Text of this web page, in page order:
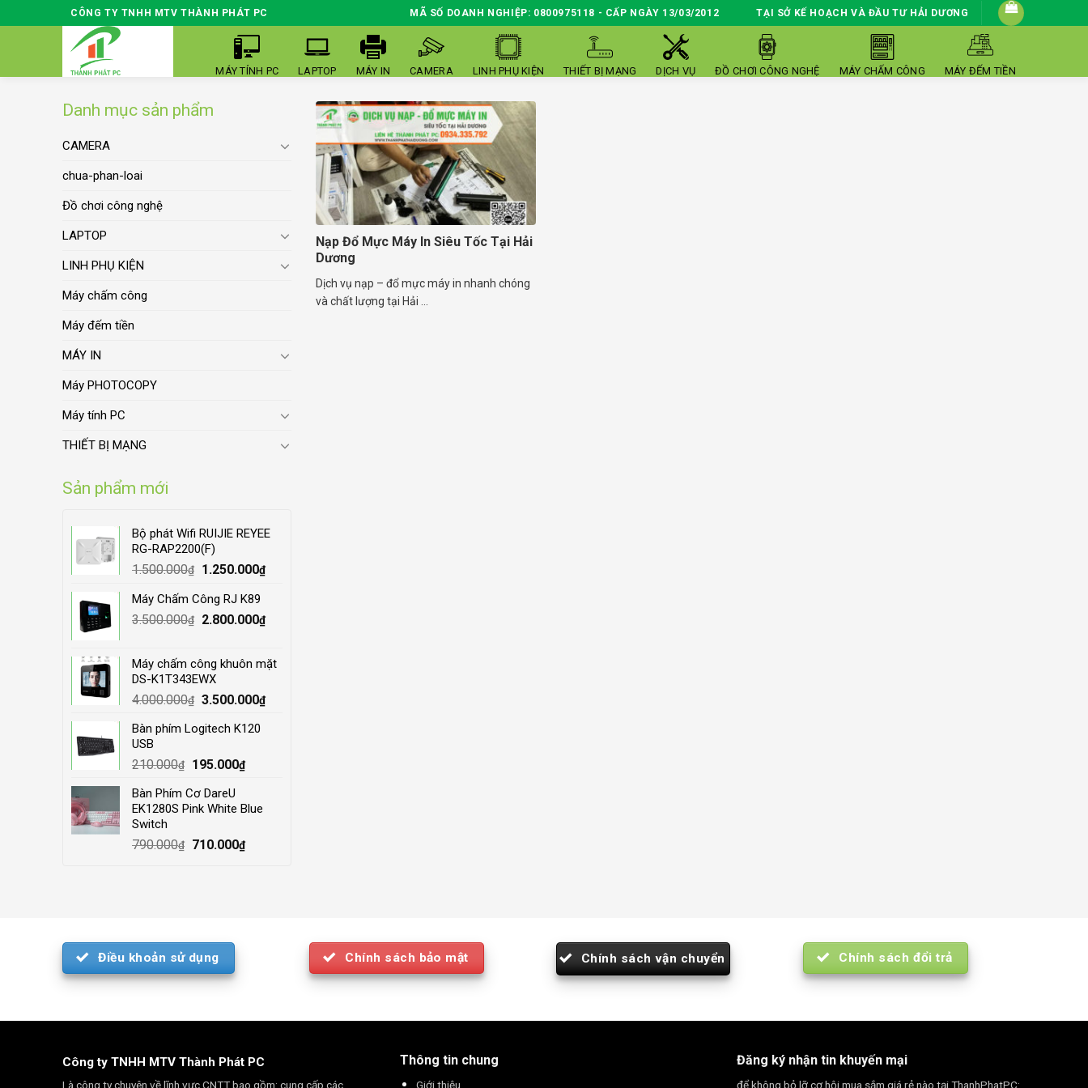
to
CÔNG TY TNHH MTV THÀNH PHÁT PC MÃ SỐ DOANH NGHIỆP: 0800975118 - CẤP NGÀY 13/03/2012 TẠI SỞ KẾ HOẠCH VÀ ĐẦU TƯ HẢI DƯƠNG
MÁY TÍNH PC LAPTOP MÁY IN CAMERA LINH PHỤ KIỆN THIẾT BỊ MẠNG DỊCH VỤ ĐỒ CHƠI CÔNG NGHỆ MÁY CHẤM CÔNG MÁY ĐẾM TIỀN
Danh mục sản phẩm
CAMERA
chua-phan-loai
Đồ chơi công nghệ
LAPTOP
LINH PHỤ KIỆN
Máy chấm công
Máy đếm tiền
MÁY IN
Máy PHOTOCOPY
Máy tính PC
THIẾT BỊ MẠNG
Sản phẩm mới
Bộ phát Wifi RUIJIE REYEE
RG-RAP2200(F)
1.500.000₫
Original
was:
1.500.000₫.
1.250.000₫Current
1.250.000₫.
Máy Chấm Công RJ K89
3.500.000₫
Original
3.500.000₫.
2.800.000₫Current
2.800.000₫.
Máy chấm công khuôn mặt
DS-K1T343EWX
4.000.000₫ Original
was:
3.500.000₫Current
Bàn phím Logitech K120
USB
210.000₫
Original
was:
210.000₫.
195.000₫Current
195.000₫.
Bàn Phím Cơ DareU
EK1280S Pink White Blue
Switch
790.000₫
Original
710.000₫Current
Nạp Đổ Mực Máy In Siêu Tốc Tại Hải
Dương
Dịch vụ nạp – đổ mực máy in nhanh chóng
và chất lượng tại Hải ...
Điều khoản sử dụng Chính sách bảo mật Chính sách vận chuyển Chính sách đổi trả
Công ty TNHH MTV Thành Phát PC
Là công ty chuyên về lĩnh vực CNTT bao gồm: cung cấp các
Thông tin chung
Giới thiệu
Đăng ký nhận tin khuyến mại
để không bỏ lỡ cơ hội mua sắm giá rẻ nào tại ThanhPhatPC: